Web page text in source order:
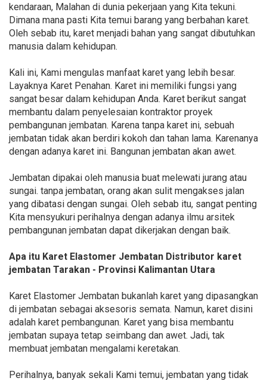
kendaraan, Malahan di dunia pekerjaan yang Kita tekuni.
Dimana mana pasti Kita temui barang yang berbahan karet.
Oleh sebab itu, karet menjadi bahan yang sangat dibutuhkan
manusia dalam kehidupan.
Kali ini, Kami mengulas manfaat karet yang lebih besar.
Layaknya Karet Penahan. Karet ini memiliki fungsi yang
sangat besar dalam kehidupan Anda. Karet berikut sangat
membantu dalam penyelesaian kontraktor proyek
pembangunan jembatan. Karena tanpa karet ini, sebuah
jembatan tidak akan berdiri kokoh dan tahan lama. Karenanya
dengan adanya karet ini. Bangunan jembatan akan awet.
Jembatan dipakai oleh manusia buat melewati jurang atau
sungai. tanpa jembatan, orang akan sulit mengakses jalan
yang dibatasi dengan sungai. Oleh sebab itu, sangat penting
Kita mensyukuri perihalnya dengan adanya ilmu arsitek
pembangunan jembatan dapat dikerjakan dengan baik.
Apa itu Karet Elastomer Jembatan Distributor karet
jembatan Tarakan - Provinsi Kalimantan Utara
Karet Elastomer Jembatan bukanlah karet yang dipasangkan
di jembatan sebagai aksesoris semata. Namun, karet disini
adalah karet pembangunan. Karet yang bisa membantu
jembatan supaya tetap seimbang dan awet. Jadi, tak
membuat jembatan mengalami keretakan.
Perihalnya, banyak sekali Kami temui, jembatan yang tidak